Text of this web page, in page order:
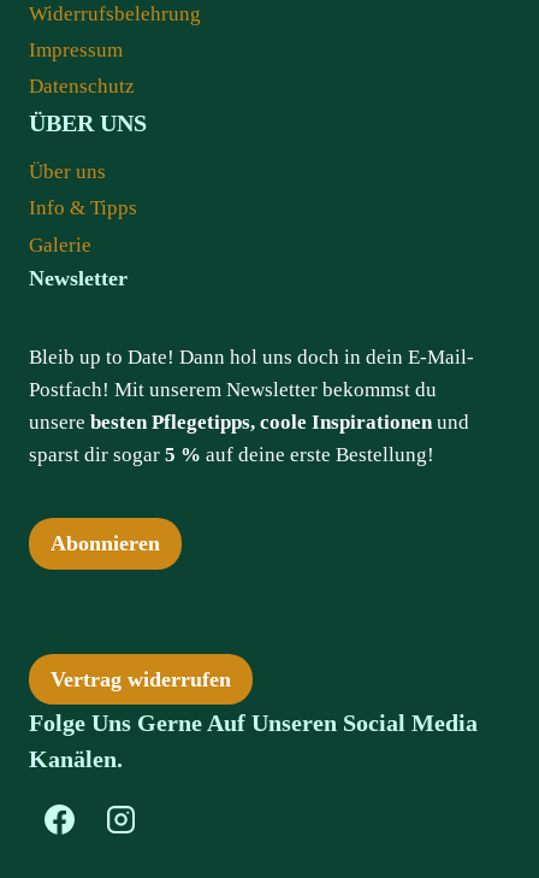
Widerrufsbelehrung
Impressum
Datenschutz
ÜBER UNS
Über uns
Info & Tipps
Galerie
Newsletter
Bleib up to Date! Dann hol uns doch in dein E-Mail-
Postfach! Mit unserem Newsletter bekommst du
unsere besten Pflegetipps, coole Inspirationenund
sparst dir sogar 5 % auf deine erste Bestellung!
Abonnieren
Vertrag widerrufen
Folge Uns Gerne Auf Unseren Social Media
Kanälen.